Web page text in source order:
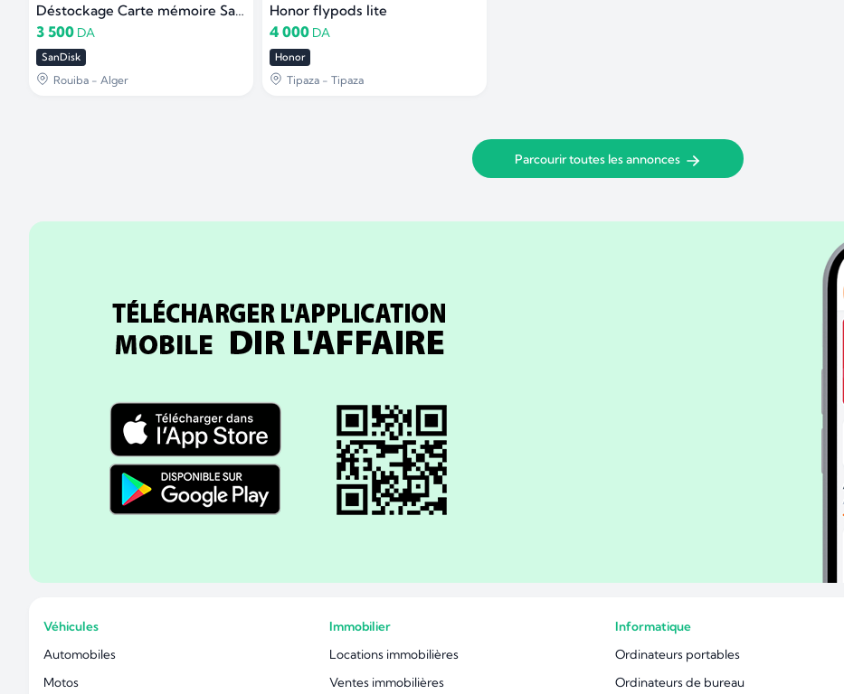
Déstockage Carte mémoire SanDisk Ultra 256Go
3 500 DA
SanDisk
Rouiba - Alger
Honor flypods lite
4 000 DA
Honor
Tipaza - Tipaza
Parcourir toutes les annonces
Véhicules
Automobiles
Motos
Immobilier
Locations immobilières
Ventes immobilières
Informatique
Ordinateurs portables
Ordinateurs de bureau